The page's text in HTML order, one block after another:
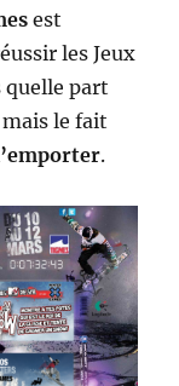
est
les Jeux
quelle part
le fait
.